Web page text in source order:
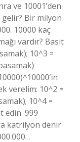
ve 10001’den
gelir? Bir milyon
10000 kaç
vardır? Basit
10^3 =
verelim: 10^2 =
10^4 =
edin. 999
katrilyon denir